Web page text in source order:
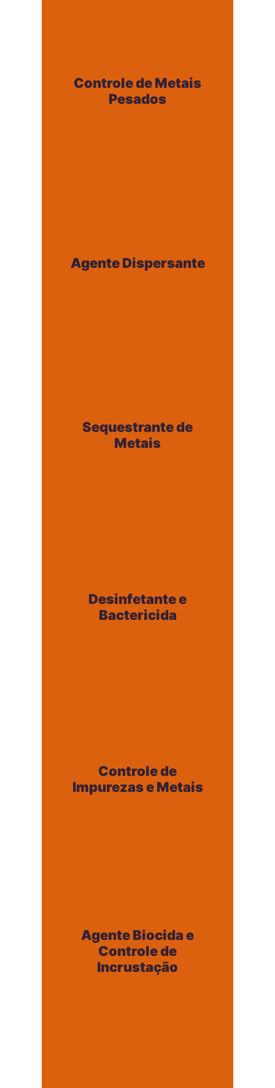
Controle de Metais
Pesados
Pesados
+
Agente Dispersante
+
Sequestrante de
Metais
Metais
+
Desinfetante e
Bactericida
Bactericida
+
Controle de
Impurezas e Metais
Impurezas e Metais
+
Agente Biocida e
Controle de
Incrustação
Controle de
Incrustação
+